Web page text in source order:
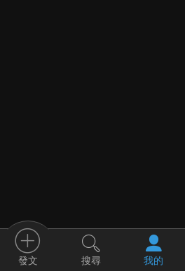
發文 搜尋 我的